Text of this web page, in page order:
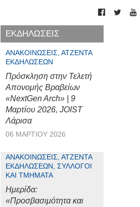
ΕΚΔΗΛΩΣΕΙΣ
ΑΝΑΚΟΙΝΏΣΕΙΣ, ΑΤΖΈΝΤΑ
ΕΚΔΗΛΏΣΕΩΝ
Πρόσκληση στην Τελετή
Απονομής Βραβείων
«NextGen Arch» | 9
Μαρτίου 2026, JOIST
Λάρισα
06 ΜΑΡΤΊΟΥ 2026
ΑΝΑΚΟΙΝΏΣΕΙΣ, ΑΤΖΈΝΤΑ
ΕΚΔΗΛΏΣΕΩΝ, ΣΎΛΛΟΓΟΙ
ΚΑΙ ΤΜΉΜΑΤΑ
Ημερίδα:
«Προσβασιμότητα και